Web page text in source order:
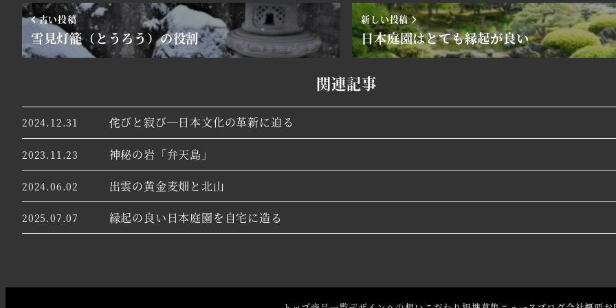
古い投稿
雪見灯籠（とうろう）の役割
新しい投稿
日本庭園はとても縁起が良い
関連記事
侘びと寂び―日本文化の革新に迫る
2024.12.31
神秘の岩「弁天島」
2023.11.23
出雲の黄金麦畑と北山
2024.06.02
縁起の良い日本庭園を自宅に造る
2025.07.07